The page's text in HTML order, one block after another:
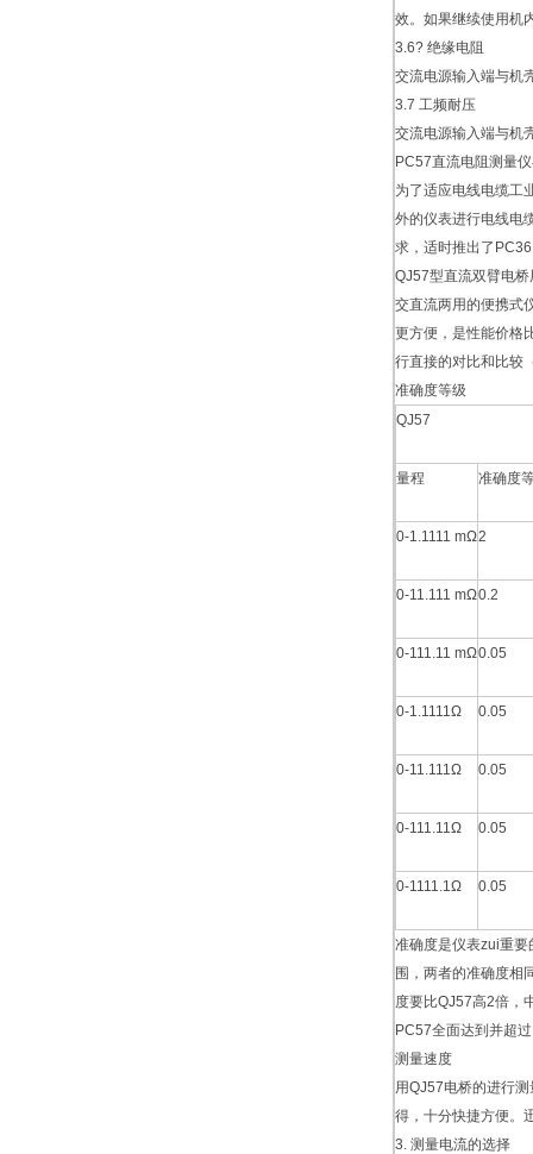
效。如果继续使用机
3.6? 绝缘电阻
交流电源输入端与机
3.7 工频耐压
交流电源输入端与机
PC57直流电阻测量
为了适应电线电缆工
外的仪表进行电线电
求，适时推出了
QJ57型直流双臂电
交直流两用的便携式
更方便，是性能价格
行直接的对比和比较
准确度等级
QJ57
量程 准确度
0-1.1111 mΩ2
0-11.111 mΩ0.2
0-111.11 mΩ0.05
0-1.1111Ω 0.05
0-11.111Ω 0.05
0-111.11Ω 0.05
0-1111.1Ω 0.05
准确度是仪表zui重
围，两者的准确度相
度要比QJ57高2倍，
PC57全面达到并超
测量速度
用QJ57电桥的进行
得，十分快捷方便。
3. 测量电流的选择